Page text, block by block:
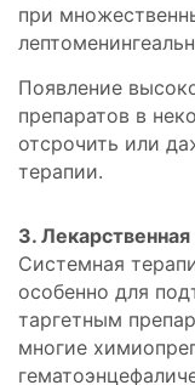
при
Появление
препаратов в
отсрочить или
терапии.
3.
Системная
особенно для
таргетным
многие